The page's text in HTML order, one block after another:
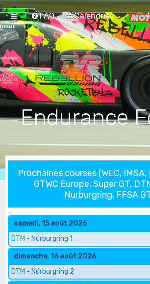
FAQ Calendrier
Endurance
Prochaines courses (WEC, IMSA,
GTWC Europe, Super GT,
Nurburgring, FFSA
samedi, 15 août 2026
DTM - Nürburgring 1
dimanche, 16 août 2026
DTM - Nürburgring 2